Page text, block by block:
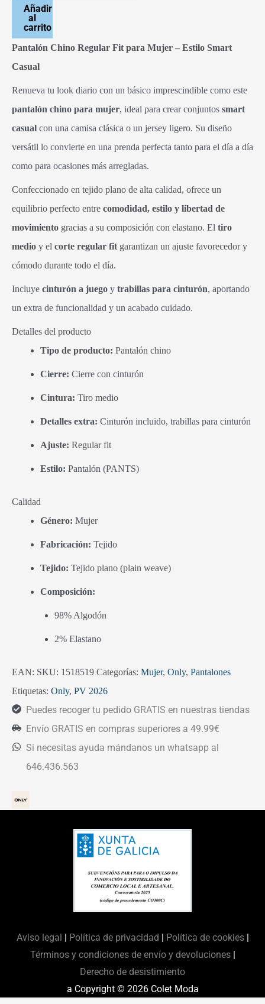
Añadir
al
carrito
Pantalón Chino Regular Fit para Mujer – Estilo Smart
Casual
Renueva tu look diario con un básico imprescindible como este
pantalón chino para mujer, ideal para crear conjuntos smart
casual con una camisa clásica o un jersey ligero. Su diseño
versátil lo convierte en una prenda perfecta tanto para el día a día
como para ocasiones más arregladas.
Confeccionado en tejido plano de alta calidad, ofrece un
equilibrio perfecto entre comodidad, estilo y libertad de
movimiento gracias a su composición con elastano. El tiro
medio y el corte regular fit garantizan un ajuste favorecedor y
cómodo durante todo el día.
Incluye cinturón a juego y trabillas para cinturón, aportando
un extra de funcionalidad y un acabado cuidado.
Detalles del producto
Tipo de producto: Pantalón chino
Cierre: Cierre con cinturón
Cintura: Tiro medio
Detalles extra: Cinturón incluido, trabillas para cinturón
Ajuste: Regular fit
Estilo: Pantalón (PANTS)
Calidad
Género: Mujer
Fabricación: Tejido
Tejido: Tejido plano (plain weave)
Composición:
98% Algodón
2% Elastano
EAN: SKU: 1518519 Categorías: Mujer, Only, Pantalones
Etiquetas: Only, PV 2026
Puedes recoger tu pedido GRATIS en nuestras tiendas
Envío GRATIS en compras superiores a 49.99€
Si necesitas ayuda mándanos un whatsapp al
646.436.563
Aviso legal | Política de privacidad | Política de cookies|
Términos y condiciones de envío y devoluciones|
Derecho de desistimiento
a Copyright © 2026 Colet Moda